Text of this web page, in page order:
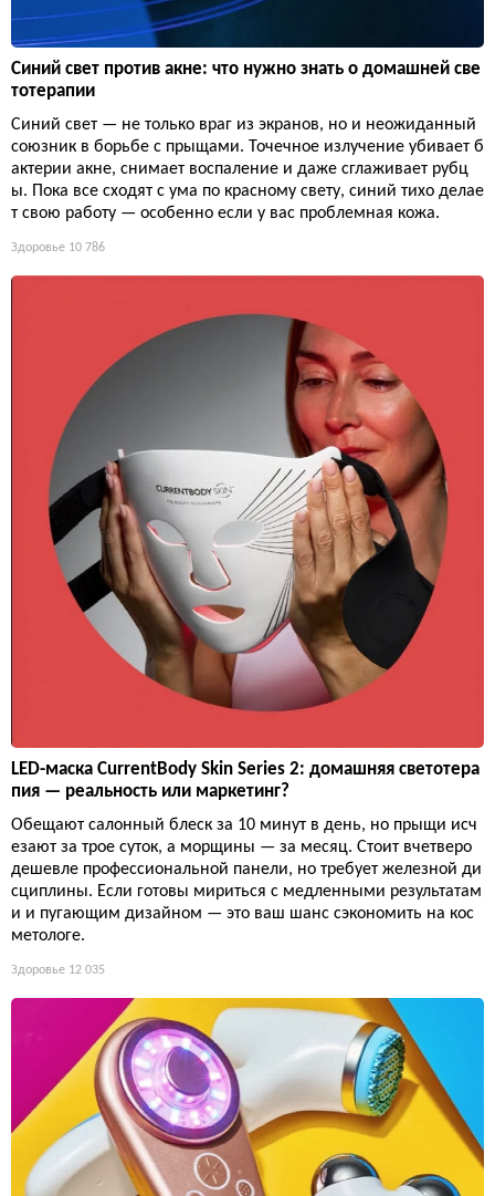
Синий свет против акне: что нужно знать о домашней све
тотерапии
Синий свет — не только враг из экранов, но и неожиданный
союзник в борьбе с прыщами. Точечное излучение убивает б
актерии акне, снимает воспаление и даже сглаживает рубц
ы. Пока все сходят с ума по красному свету, синий тихо делае
т свою работу — особенно если у вас проблемная кожа.
Здоровье 10 786
LED-маска CurrentBody Skin Series 2: домашняя светотера
пия — реальность или маркетинг?
Обещают салонный блеск за 10 минут в день, но прыщи исч
езают за трое суток, а морщины — за месяц. Стоит вчетверо
дешевле профессиональной панели, но требует железной ди
сциплины. Если готовы мириться с медленными результатам
и и пугающим дизайном — это ваш шанс сэкономить на кос
метологе.
Здоровье 12 035